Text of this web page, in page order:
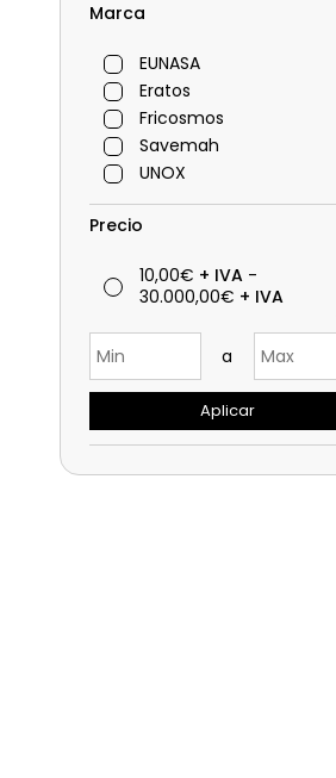
Marca
EUNASA
Eratos
Fricosmos
Savemah
UNOX
Precio
10,00€ + IVA -
30.000,00€ + IVA
a
Aplicar